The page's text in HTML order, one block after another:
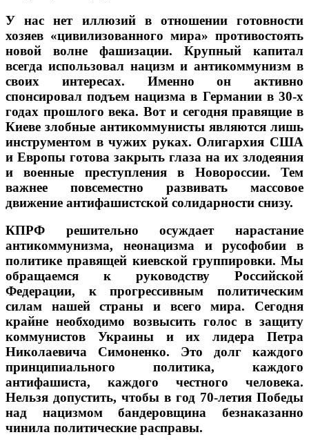
У нас нет иллюзий в отношении готовности
хозяев «цивилизованного мира» противостоять
новой волне фашизации. Крупный капитал
всегда использовал нацизм и антикоммунизм в
своих интересах. Именно он активно
спонсировал подъем нацизма в Германии в 30-х
годах прошлого века. Вот и сегодня правящие в
Киеве злобные антикоммунисты являются лишь
инструментом в чужих руках. Олигархия США
и Европы готова закрыть глаза на их злодеяния
и военные преступления в Новороссии. Тем
важнее повсеместно развивать массовое
движение антифашистской солидарности снизу.
КПРФ решительно осуждает нарастание
антикоммунизма, неонацизма и русофобии в
политике правящей киевской группировки. Мы
обращаемся к руководству Российской
Федерации, к прогрессивным политическим
силам нашей страны и всего мира. Сегодня
крайне необходимо возвысить голос в защиту
коммунистов Украины и их лидера Петра
Николаевича Симоненко. Это долг каждого
принципиального политика, каждого
антифашиста, каждого честного человека.
Нельзя допустить, чтобы в год 70-летия Победы
над нацизмом бандеровщина безнаказанно
чинила политические расправы.